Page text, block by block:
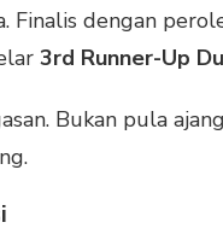
Finalis dengan
3rd Runner-Up
Bukan pula